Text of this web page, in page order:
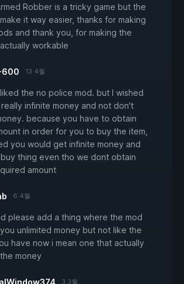
Robber is a tricky game but the
it way easier, thanks for making
and thank you, for making the
workable
600 13 4월
the no police mod. but I wished
really infinite money and not don't
because you have to obtain
in order for you to buy the item,
you would get infinite money and
thing even tho we dont obtain
amount
6 4월
please add a thing where the mod
unlimited money but not like the
have now i mean one that actually
money
3 3월